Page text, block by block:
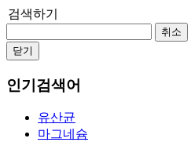
검색하기
취소
닫기
인기검색어
유산균
마그네슘